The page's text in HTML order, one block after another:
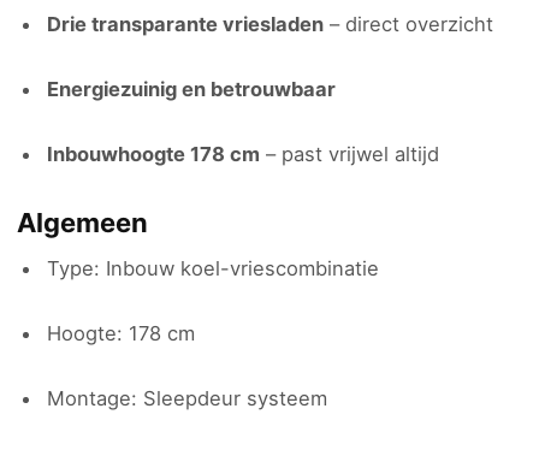
Drie transparante vriesladen – direct overzicht
Energiezuinig en betrouwbaar
Inbouwhoogte 178 cm – past vrijwel altijd
Algemeen
Type: Inbouw koel-vriescombinatie
Hoogte: 178 cm
Montage: Sleepdeur systeem